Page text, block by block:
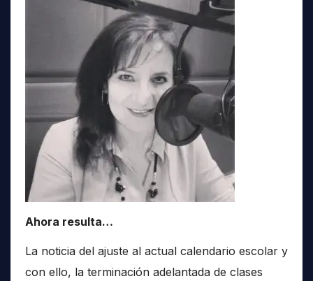
Ahora resulta…
La noticia del ajuste al actual calendario escolar y
con ello, la terminación adelantada de clases